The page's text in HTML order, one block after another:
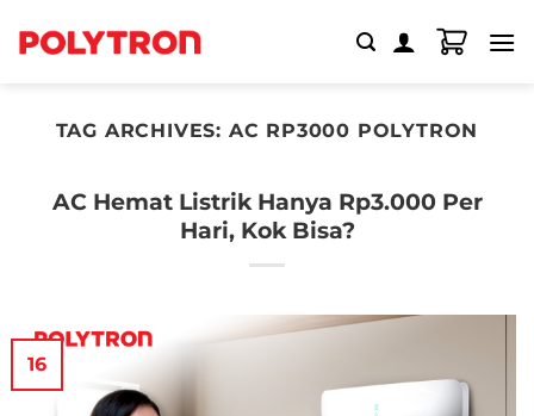
TAG ARCHIVES: AC RP3000 POLYTRON
AC Hemat Listrik Hanya Rp3.000 Per
Hari, Kok Bisa?
16